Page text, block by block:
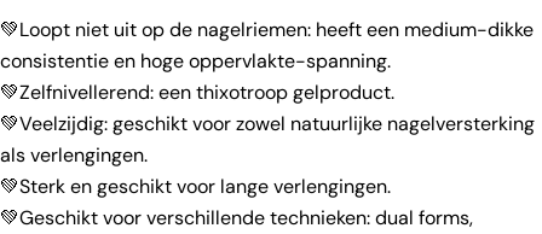
💚Loopt niet uit op de nagelriemen: heeft een medium-dikke
consistentie en hoge oppervlakte-spanning.
💚Zelfnivellerend: een thixotroop gelproduct.
💚Veelzijdig: geschikt voor zowel natuurlijke nagelversterking
als verlengingen.
💚Sterk en geschikt voor lange verlengingen.
💚Geschikt voor verschillende technieken: dual forms,